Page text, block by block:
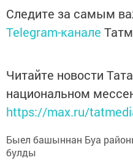
Следите за самым
Telegram-канале
Читайте новости
национальном
https://max.ru/
Быел башыннан Буа
булды